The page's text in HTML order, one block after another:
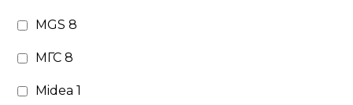
MGS8
МГС8
Midea1